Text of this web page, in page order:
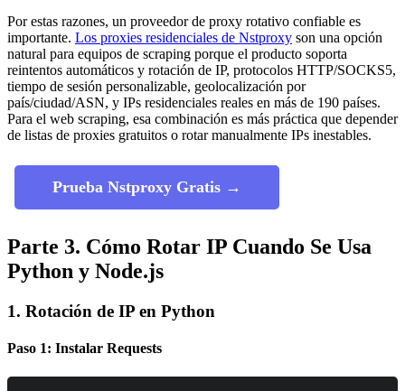
Por estas razones, un proveedor de proxy rotativo confiable es
importante. Los proxies residenciales de Nstproxy son una opción
natural para equipos de scraping porque el producto soporta
reintentos automáticos y rotación de IP, protocolos HTTP/SOCKS5,
tiempo de sesión personalizable, geolocalización por
país/ciudad/ASN, y IPs residenciales reales en más de 190 países.
Para el web scraping, esa combinación es más práctica que depender
de listas de proxies gratuitos o rotar manualmente IPs inestables.
Prueba Nstproxy Gratis →
Parte 3. Cómo Rotar IP Cuando Se Usa
Python y Node.js
1. Rotación de IP en Python
Paso 1: Instalar Requests